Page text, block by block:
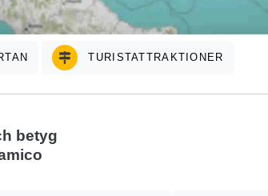
TURISTATTRAKTIONER
betyg